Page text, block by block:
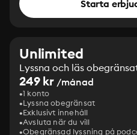
Starta
Unlimited
Lyssna och läs
249 kr /månad
1 konto
Lyssna obegränsat
Exklusivt innehåll
Avsluta när du vill
Obegränsad lyssning på